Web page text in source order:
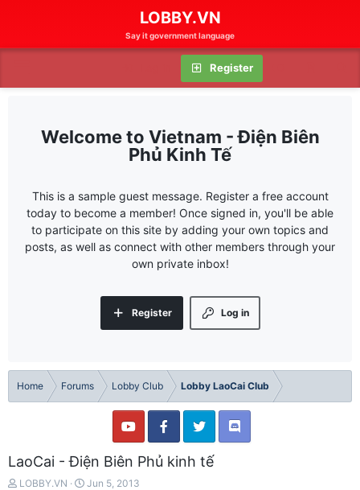
LOBBY.VN
Say it government language
Register
Vietnam - Điện Biên
Phủ Kinh Tế
This is a sample guest message. Register a free account
today to become a member! Once signed in, you'll be able
to participate on this site by adding your own topics and
posts, as well as connect with other members through your
own private inbox!
Log in
Register
Home Forums Lobby Club Lobby LaoCai Club
LaoCai - Điện Biên Phủ kinh tế
TLOBBY.VN
S
Jun 5, 2013